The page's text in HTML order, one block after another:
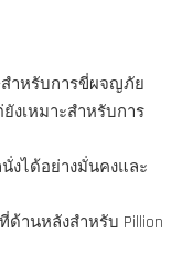
ำหรับการขี่ผจญภัย
งเหมาะสำหรับการ
งได้อย่างมั่นคงและ
านหลังสำหรับ Pillion